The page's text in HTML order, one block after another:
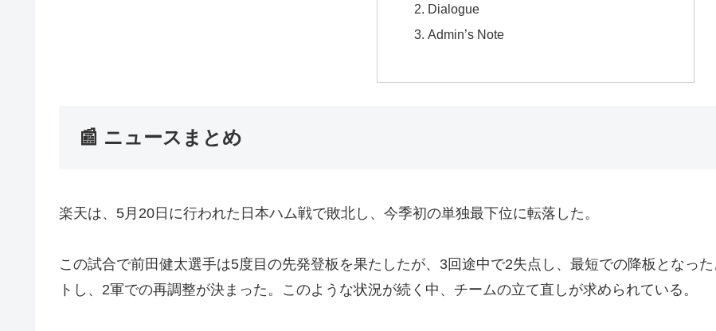
Dialogue
Admin’s Note
📰 ニュースまとめ
楽天は、5月20日に行われた日本ハム戦で敗北し、今季初の単独最下位に転落した。
この試合で前田健太選手は5度目の先発登板を果たしたが、3回途中で2失点し、最短での降板となっ
トし、2軍での再調整が決まった。このような状況が続く中、チームの立て直しが求められている。